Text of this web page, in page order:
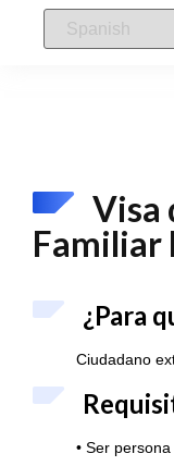
Visa
Familiar
¿Para
Ciudadano
• Ser